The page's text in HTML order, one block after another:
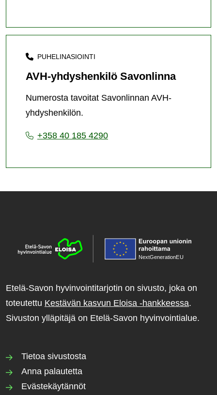
PUHELINASIOINTI
AVH-yhdyshenkilö Savonlinna
Numerosta tavoitat Savonlinnan AVH-
yhdyshenkilön.
+358 40 185 4290
NextGenerationEU
Etelä-Savon hyvinvointitarjotin on sivusto, joka on
toteutettu Kestävän kasvun Eloisa -hankkeessa.
Sivuston ylläpitäjä on Etelä-Savon hyvinvointialue.
Tietoa sivustosta
Anna palautetta
Evästekäytännöt